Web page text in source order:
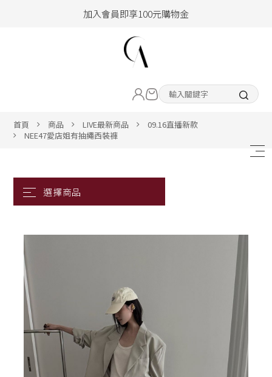
加入會員即享100元購物金
2026年新品大上架！把時髦變成日常
加入會員即享100元購物金
ALL ITEM
CA made
首頁 商品 LIVE最新商品
09.16直播新款
NEE47愛店姐有抽繩西裝褲